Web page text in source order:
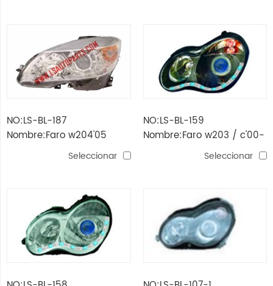
NO:LS-BL-187
Nombre:Faro w204'05
Seleccionar
NO:LS-BL-159
Nombre:Faro w203 / c'00-
'04 (negro / led)Seleccionar